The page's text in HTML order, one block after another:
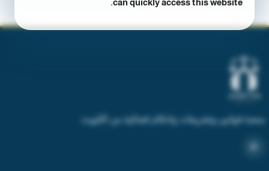
منصة قوانين وتشريعات واحكام قضائية من الكويت